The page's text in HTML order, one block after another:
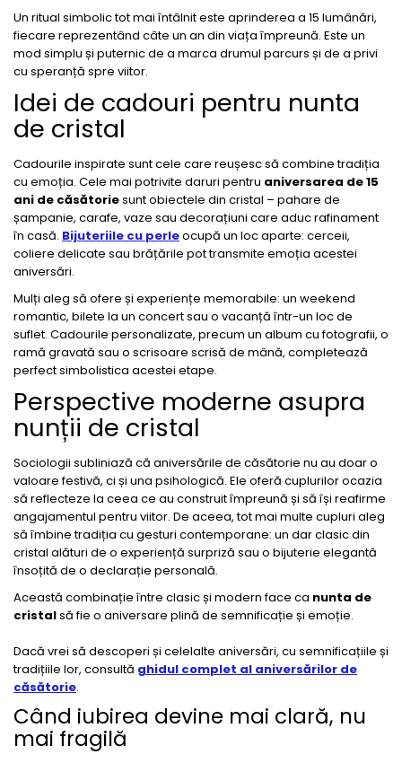
Un ritual simbolic tot mai întâlnit este aprinderea a 15 lumânări,
fiecare reprezentând câte un an din viața împreună. Este un
mod simplu și puternic de a marca drumul parcurs și de a privi
cu speranță spre viitor.
Idei de cadouri pentru nunta
de cristal
Cadourile inspirate sunt cele care reușesc să combine tradiția
cu emoția. Cele mai potrivite daruri pentru aniversarea de 15
ani de căsătoriesunt obiectele din cristal – pahare de
șampanie, carafe, vaze sau decorațiuni care aduc rafinament
în casă. Bijuteriile cu perleocupă un loc aparte: cerceii,
coliere delicate sau brățările pot transmite emoția acestei
aniversări.
Mulți aleg să ofere și experiențe memorabile: un weekend
romantic, bilete la un concert sau o vacanță într-un loc de
suflet. Cadourile personalizate, precum un album cu fotografii, o
ramă gravată sau o scrisoare scrisă de mână, completează
perfect simbolistica acestei etape.
Perspective moderne asupra
nunții de cristal
Sociologii subliniază că aniversările de căsătorie nu au doar o
valoare festivă, ci și una psihologică. Ele oferă cuplurilor ocazia
să reflecteze la ceea ce au construit împreună și să își reafirme
angajamentul pentru viitor. De aceea, tot mai multe cupluri aleg
să îmbine tradiția cu gesturi contemporane: un dar clasic din
cristal alături de o experiență surpriză sau o bijuterie elegantă
însoțită de o declarație personală.
Această combinație între clasic și modern face ca nunta de
cristalsă fie o aniversare plină de semnificație și emoție.
Dacă vrei să descoperi și celelalte aniversări, cu semnificațiile și
tradițiile lor, consultă ghidul complet al aniversărilor de
căsătorie.
Când iubirea devine mai clară, nu
mai fragilă